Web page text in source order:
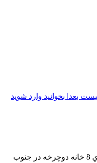
بعدا بخوانید وارد شوید
راه‌اندازي 8 خانه دوچرخه در جنوب